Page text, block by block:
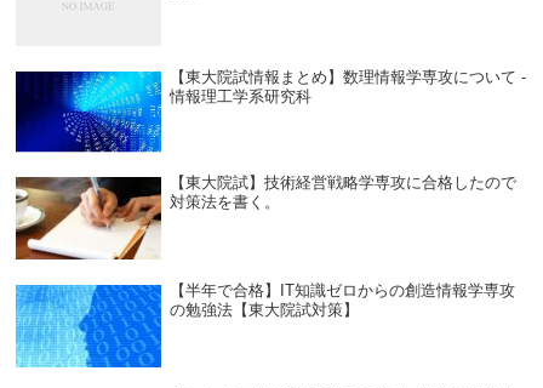
【東大院試情報まとめ】数理情報学専攻について -
情報理工学系研究科
【東大院試】技術経営戦略学専攻に合格したので
対策法を書く。
【半年で合格】IT知識ゼロからの創造情報学専攻
の勉強法【東大院試対策】